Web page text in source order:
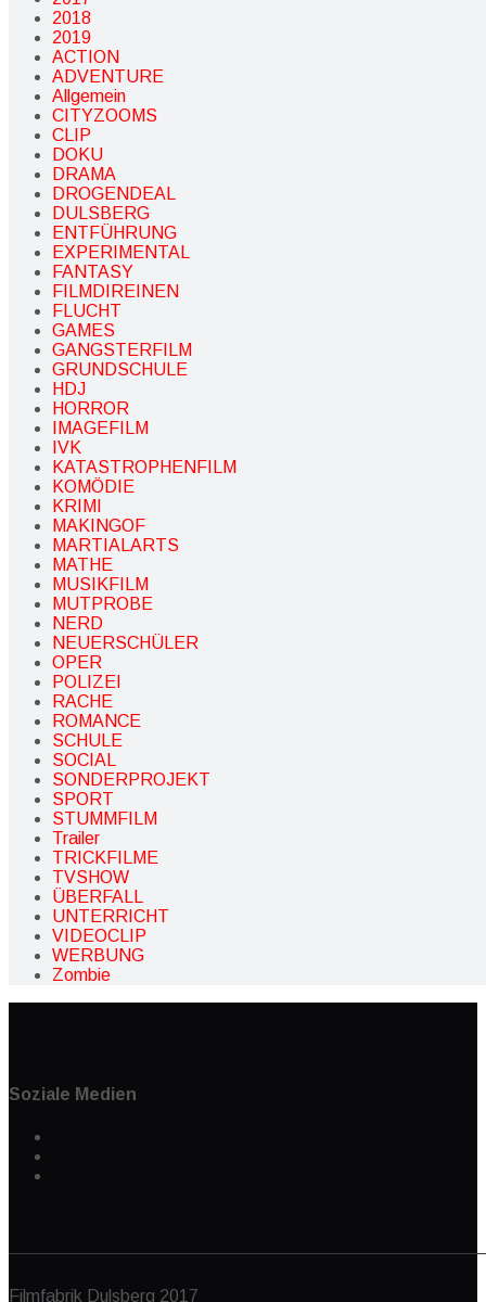
2018
2019
ACTION
ADVENTURE
Allgemein
CITYZOOMS
CLIP
DOKU
DRAMA
DROGENDEAL
DULSBERG
ENTFÜHRUNG
EXPERIMENTAL
FANTASY
FILMDIREINEN
FLUCHT
GAMES
GANGSTERFILM
GRUNDSCHULE
HDJ
HORROR
IMAGEFILM
IVK
KATASTROPHENFILM
KOMÖDIE
KRIMI
MAKINGOF
MARTIALARTS
MATHE
MUSIKFILM
MUTPROBE
NERD
NEUERSCHÜLER
OPER
POLIZEI
RACHE
ROMANCE
SCHULE
SOCIAL
SONDERPROJEKT
SPORT
STUMMFILM
Trailer
TRICKFILME
TVSHOW
ÜBERFALL
UNTERRICHT
VIDEOCLIP
WERBUNG
Zombie
Soziale Medien
Filmfabrik Dulsberg 2017